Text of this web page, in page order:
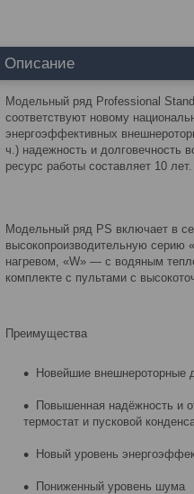
Описание
Модельный ряд Professional
соответствуют новому
энергоэффективных
ч.) надежность и долговечность
ресурс работы составляет 10 лет.
Модельный ряд PS включает в
высокопроизводительную серию
нагревом, «W» — с водяным
комплекте с пультами с
Преимущества
Новейшие внешнероторные
Повышенная надёжность и
термостат и пусковой
Новый уровень
Пониженный уровень шума